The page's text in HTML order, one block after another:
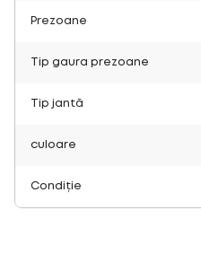
Prezoane
Tip gaura prezoane
Tip jantă
culoare
Condiție